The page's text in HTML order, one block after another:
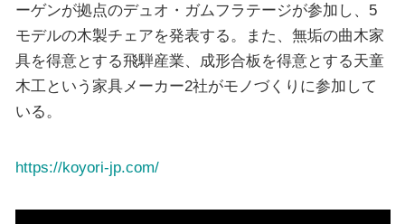
ーゲンが拠点のデュオ・ガムフラテージが参加し、5
モデルの木製チェアを発表する。また、無垢の曲木家
具を得意とする飛騨産業、成形合板を得意とする天童
木工という家具メーカー2社がモノづくりに参加して
いる。
https://koyori-jp.com/